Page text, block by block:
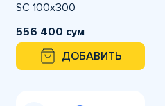
SC 100x300
556 400 сум
ДОБАВИТЬ